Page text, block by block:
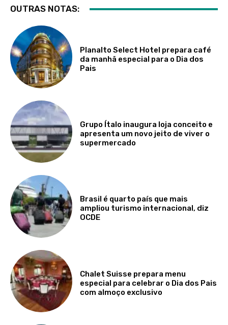
OUTRAS NOTAS:
Planalto Select Hotel prepara café
da manhã especial para o Dia dos
Pais
Grupo Ítalo inaugura loja conceito e
apresenta um novo jeito de viver o
supermercado
Brasil é quarto país que mais
ampliou turismo internacional, diz
OCDE
Chalet Suisse prepara menu
especial para celebrar o Dia dos Pais
com almoço exclusivo